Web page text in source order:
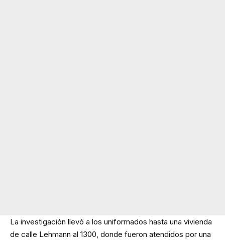
La investigación llevó a los uniformados hasta una vivienda
de calle Lehmann al 1300, donde fueron atendidos por una